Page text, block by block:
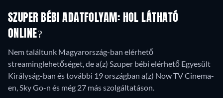
SZUPER BÉBI ADATFOLYAM: HOL LÁTHATÓ
ONLINE?
Nem találtunk Magyarország-ban elérhető
streaminglehetőséget, de a(z) Szuper bébi elérhető Egyesült
Királyság-ban és további 19 országban a(z) Now TV Cinema-
en, Sky Go-n és még 27 más szolgáltatáson.